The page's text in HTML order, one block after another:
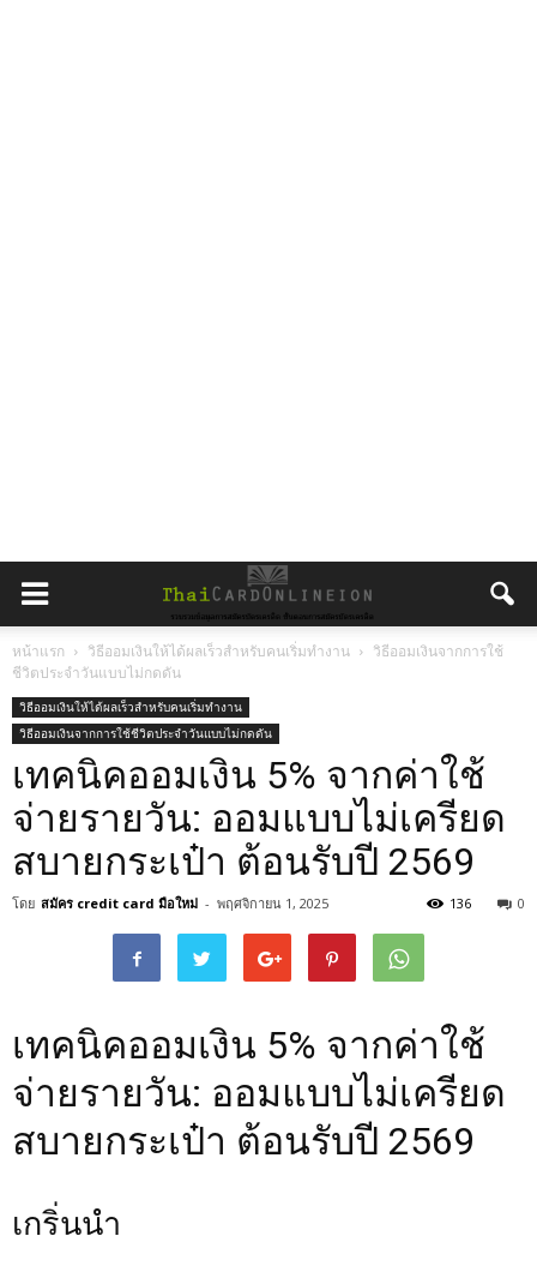
หน้าแรก วิธีออมเงินให้ได้ผลเร็วสำหรับคนเริ่มทำงาน
วิธีออมเงินจากการใช้
ชีวิตประจำวันแบบไม่กดดัน
วิธีออมเงินให้ได้ผลเร็วสำหรับคนเริ่มทำงาน
วิธีออมเงินจากการใช้ชีวิตประจำวันแบบไม่กดดัน
เทคนิคออมเงิน 5% จากค่าใช้
จ่ายรายวัน: ออมแบบไม่เครียด
สบายกระเป๋า ต้อนรับปี 2569
โดย สมัคร credit card มือใหม่ - พฤศจิกายน 1, 2025 0
136
เทคนิคออมเงิน 5% จากค่าใช้
จ่ายรายวัน: ออมแบบไม่เครียด
สบายกระเป๋า ต้อนรับปี 2569
เกริ่นนำ